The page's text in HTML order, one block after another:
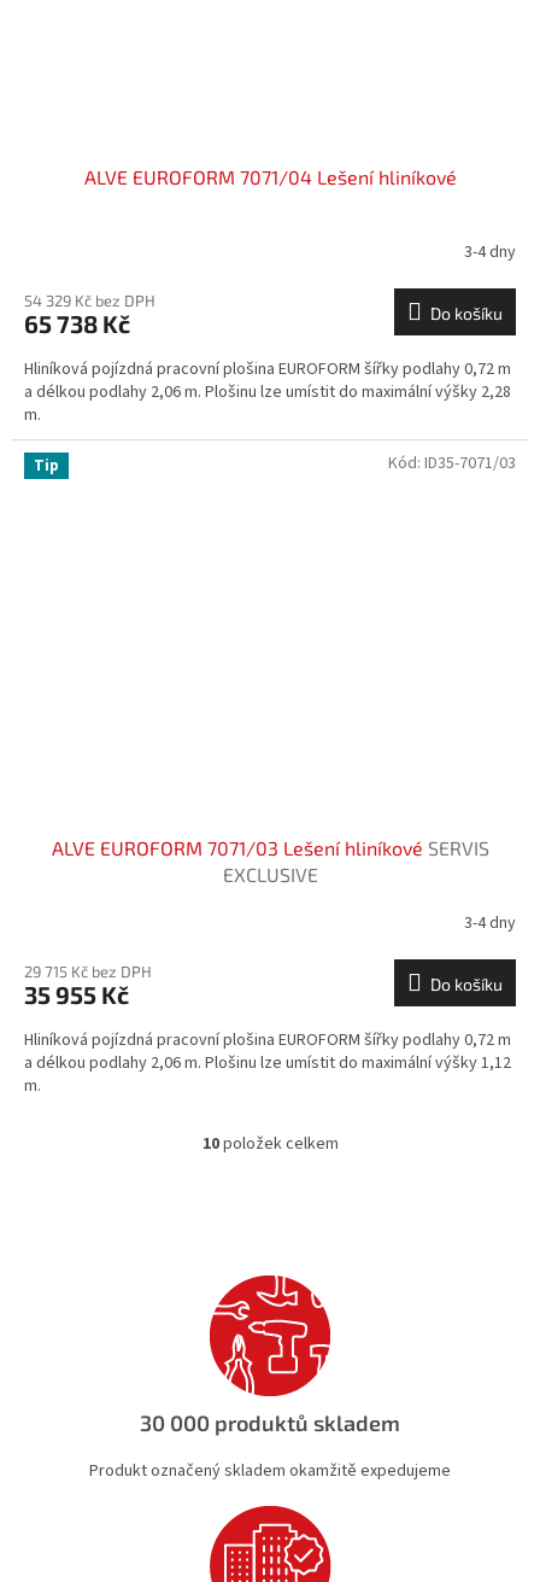
ALVE EUROFORM 7071/04 Lešení hliníkové
3-4 dny
54 329 Kč bez DPH
65 738 Kč Do košíku
Hliníková pojízdná pracovní plošina EUROFORM šířky podlahy 0,72 m
a délkou podlahy 2,06 m. Plošinu lze umístit do maximální výšky 2,28
m.
Tip
ALVE EUROFORM 7071/03 Lešení hliníkové SERVIS
EXCLUSIVE
3-4 dny
29 715 Kč bez DPH
35 955 Kč Do košíku
Hliníková pojízdná pracovní plošina EUROFORM šířky podlahy 0,72 m
a délkou podlahy 2,06 m. Plošinu lze umístit do maximální výšky 1,12
m.
Kód: ID35-7071/03
O
c
í
p
r
v
k
y
ý
i
s
u
10položek celkem
30 000 produktů skladem
Produkt označený skladem okamžitě expedujeme